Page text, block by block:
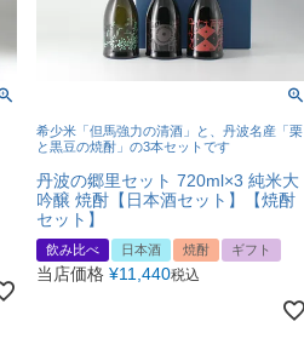
希少米「但馬強力の清酒」と、丹波名産「栗
と黒豆の焼酎」の3本セットです
丹波の郷里セット 720ml×3 純米大
吟醸 焼酎【日本酒セット】【焼酎
セット】
飲み比べ 日本酒 焼酎 ギフト
当店価格 ¥11,440税込